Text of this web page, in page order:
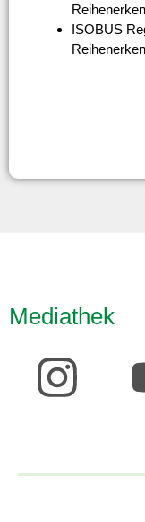
ISOBUS
Mediathek